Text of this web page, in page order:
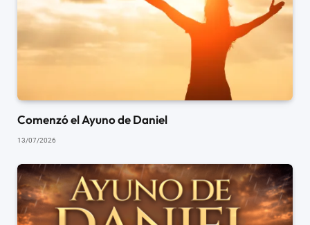
Comenzó el Ayuno de Daniel
13/07/2026